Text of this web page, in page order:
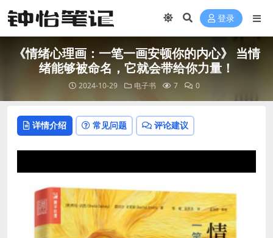
登录
《情绪心理画：一笔一画安顿你的内心》 当情
绪能够被命名，它就会带给你力量！
2024-10-29 电子书 7 0
详情介绍 常见问题 评论建议